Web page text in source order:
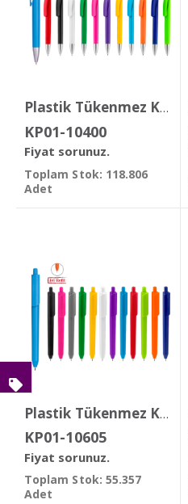
Plastik Tükenmez Kalem
KP01-10400
Fiyat sorunuz.
Toplam Stok: 118.806
Adet
Plastik Tükenmez Kalem ( Jel Refil )
KP01-10605
Fiyat sorunuz.
Toplam Stok: 55.357
Adet